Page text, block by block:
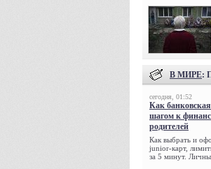
В МИРЕ:
сегодня, 01:52
Как
шагом к
родителей
Как выбрать и
junior-карт,
за 5 минут.